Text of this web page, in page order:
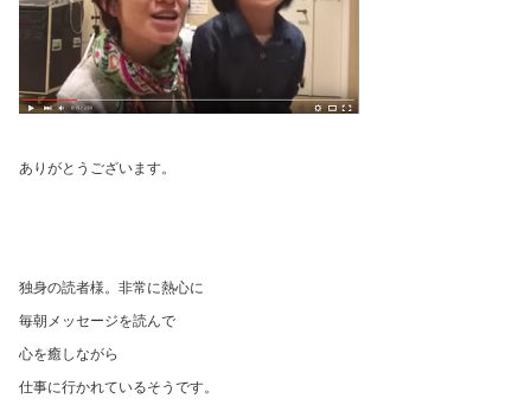
ありがとうございます。
独身の読者様。非常に熱心に
毎朝メッセージを読んで
心を癒しながら
仕事に行かれているそうです。